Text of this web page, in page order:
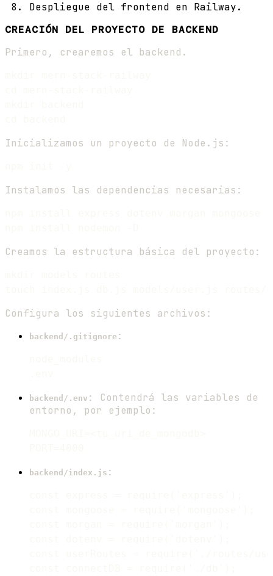
Despliegue del frontend en Railway.
CREACIÓN DEL PROYECTO DE BACKEND
Primero, crearemos el backend.
Inicializamos un proyecto de Node.js:
Instalamos las dependencias necesarias:
Creamos la estructura básica del proyecto:
Configura los siguientes archivos:
backend/.gitignore :
backend/.env : Contendrá las variables de
entorno, por ejemplo:
backend/index.js :